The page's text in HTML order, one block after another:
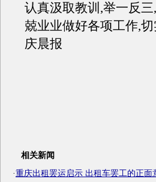
认真汲取教训,举一反
兢业业做好各项工作,
庆晨报
相关新闻
·重庆出租罢运启示 出租车罢工的正面